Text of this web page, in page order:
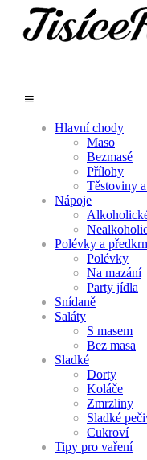
Hlavní chody
Maso
Bezmasé
Přílohy
Těstoviny
Nápoje
Polévky a
Polévky
Na mazání
Party jídla
Snídaně
Saláty
S masem
Bez masa
Sladké
Dorty
Koláče
Zmrzliny
Sladké
Cukroví
Tipy pro vaření